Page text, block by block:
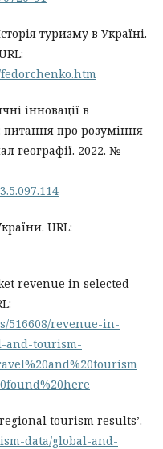
туризму в Україні.
інновації в
питання про розуміння
географії. 2022. №
URL:
revenue in selected
516608/revenue-in-
and-tourism-
tourism results’.
data/global-and-